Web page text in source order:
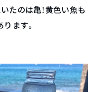
のは亀！黄色い魚も
ます。